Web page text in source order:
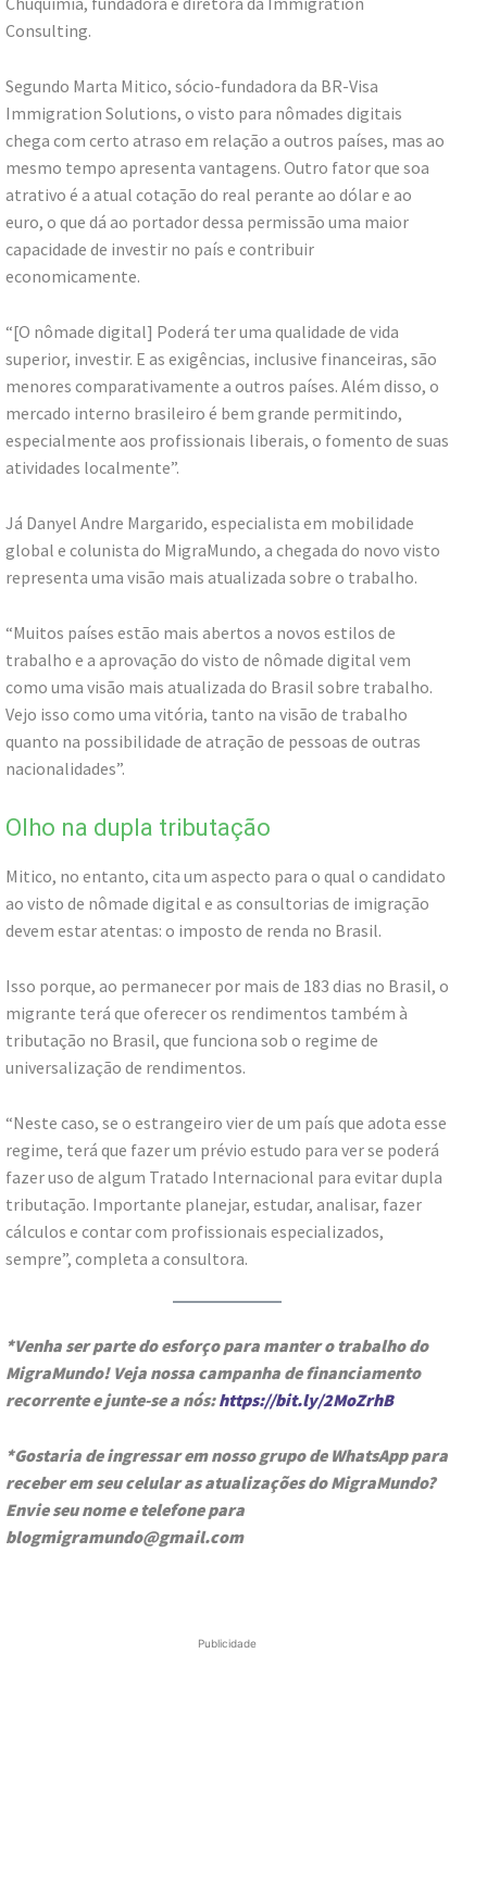
Consulting.
Segundo Marta Mitico, sócio-fundadora da BR-Visa
Immigration Solutions, o visto para nômades digitais
chega com certo atraso em relação a outros países, mas ao
mesmo tempo apresenta vantagens. Outro fator que soa
atrativo é a atual cotação do real perante ao dólar e ao
euro, o que dá ao portador dessa permissão uma maior
capacidade de investir no país e contribuir
economicamente.
“[O nômade digital] Poderá ter uma qualidade de vida
superior, investir. E as exigências, inclusive financeiras, são
menores comparativamente a outros países. Além disso, o
mercado interno brasileiro é bem grande permitindo,
especialmente aos profissionais liberais, o fomento de suas
atividades localmente”.
Já Danyel Andre Margarido, especialista em mobilidade
global e colunista do MigraMundo, a chegada do novo visto
representa uma visão mais atualizada sobre o trabalho.
“Muitos países estão mais abertos a novos estilos de
trabalho e a aprovação do visto de nômade digital vem
como uma visão mais atualizada do Brasil sobre trabalho.
Vejo isso como uma vitória, tanto na visão de trabalho
quanto na possibilidade de atração de pessoas de outras
nacionalidades”.
Olho na dupla tributação
Mitico, no entanto, cita um aspecto para o qual o candidato
ao visto de nômade digital e as consultorias de imigração
devem estar atentas: o imposto de renda no Brasil.
Isso porque, ao permanecer por mais de 183 dias no Brasil, o
migrante terá que oferecer os rendimentos também à
tributação no Brasil, que funciona sob o regime de
universalização de rendimentos.
“Neste caso, se o estrangeiro vier de um país que adota esse
regime, terá que fazer um prévio estudo para ver se poderá
fazer uso de algum Tratado Internacional para evitar dupla
tributação. Importante planejar, estudar, analisar, fazer
cálculos e contar com profissionais especializados,
sempre”, completa a consultora.
*Venha ser parte do esforço para manter o trabalho do
MigraMundo! Veja nossa campanha de financiamento
recorrente e junte-se a nós:https://bit.ly/2MoZrhB
*Gostaria de ingressar em nosso grupo de WhatsApp para
receber em seu celular as atualizações do MigraMundo?
Envie seu nome e telefone para
blogmigramundo@gmail.com
Publicidade